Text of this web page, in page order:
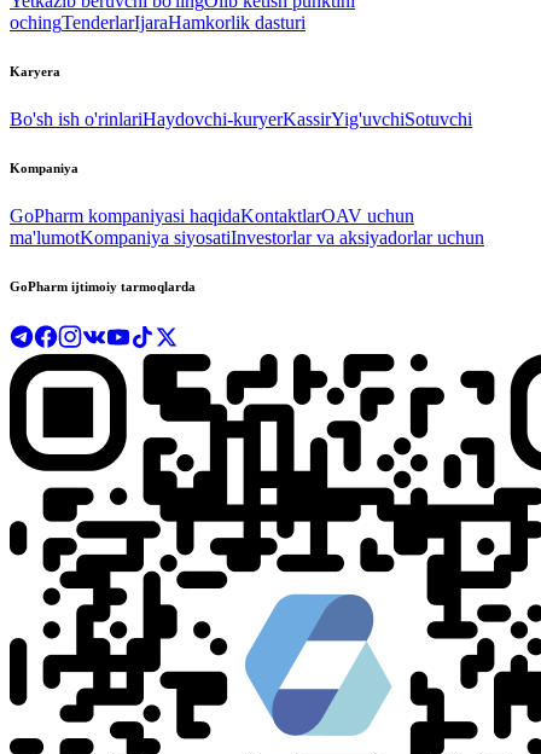
ochingTenderlarIjaraHamkorlik dasturi
Karyera
Bo'sh ish o'rinlariHaydovchi-kuryerKassirYig'uvchiSotuvchi
Kompaniya
GoPharm kompaniyasi haqidaKontaktlarOAV uchun
ma'lumotKompaniya siyosatiInvestorlar va aksiyadorlar uchun
GoPharm ijtimoiy tarmoqlarda